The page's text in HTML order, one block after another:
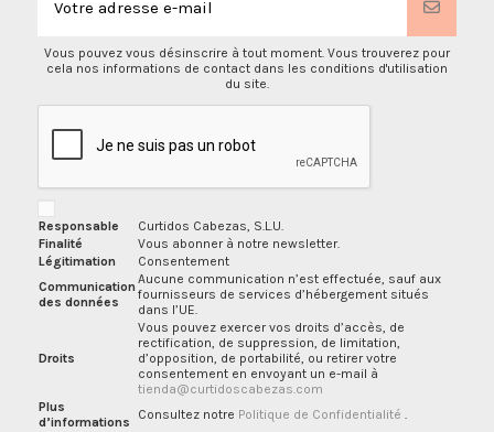
Vous pouvez vous désinscrire à tout moment. Vous trouverez pour
cela nos informations de contact dans les conditions d'utilisation
du site.
Responsable
Curtidos Cabezas, S.L.U.
Finalité
Vous abonner à notre newsletter.
Légitimation
Consentement
Communication
des données
Aucune communication n’est effectuée, sauf aux
fournisseurs de services d’hébergement situés
dans l’UE.
Droits
Vous pouvez exercer vos droits d’accès, de
rectification, de suppression, de limitation,
d’opposition, de portabilité, ou retirer votre
consentement en envoyant un e-mail à
tienda@curtidoscabezas.com
Plus
d’informations
Consultez notre Politique de Confidentialité .